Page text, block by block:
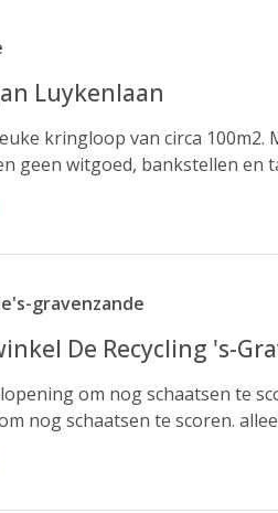
Luykenlaan
kringloop van circa
geen witgoed, bankstellen en
gravenzande
De Recycling 's-
om nog schaatsen te
nog schaatsen te scoren.